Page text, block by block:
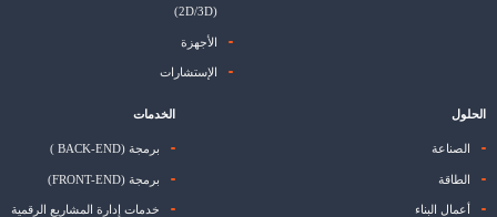
(2D/3D)
الأجهزة
الإستشارات
الحلول
الصناعة
الطاقة
أعمال البناء
الخدمات
برمجة (BACK-END )
برمجة (FRONT-END)
خدمات إدارة المشاريع الرقمية